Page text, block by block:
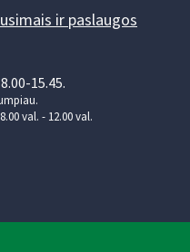
ir paslaugos
15.45.
val. - 12.00 val.